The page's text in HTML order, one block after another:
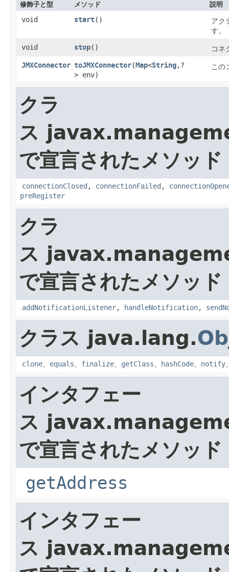
修飾子と型 メソッド 説明
void start()
アク
す。
void stop() コネ
JMXConnector toJMXConnector​(Map<String,​?
> env)
この
クラ
ス
で宣言されたメソッド
connectionClosed , connectionFailed ,
preRegister
クラ
ス
で宣言されたメソッド
addNotificationListener, handleNotification,
クラス java.lang.
clone、 equals、 finalize、 getClass、 hashCode、 notify
インタフェー
ス
で宣言されたメソッド
getAddress
インタフェー
ス